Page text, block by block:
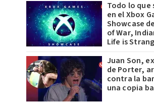
Todo lo que
en el Xbox
Showcase
of War,
Life is
Juan Son,
de Porter,
contra la
una copia